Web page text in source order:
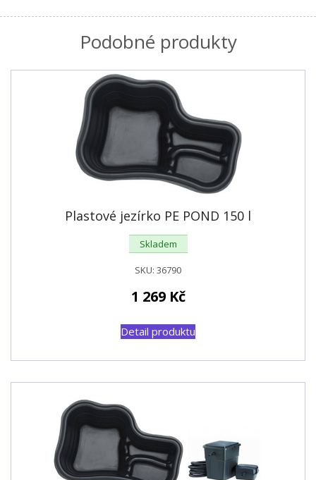
Podobné produkty
Plastové jezírko PE POND 150 l
Skladem
SKU: 36790
1 269 Kč
Detail produktu